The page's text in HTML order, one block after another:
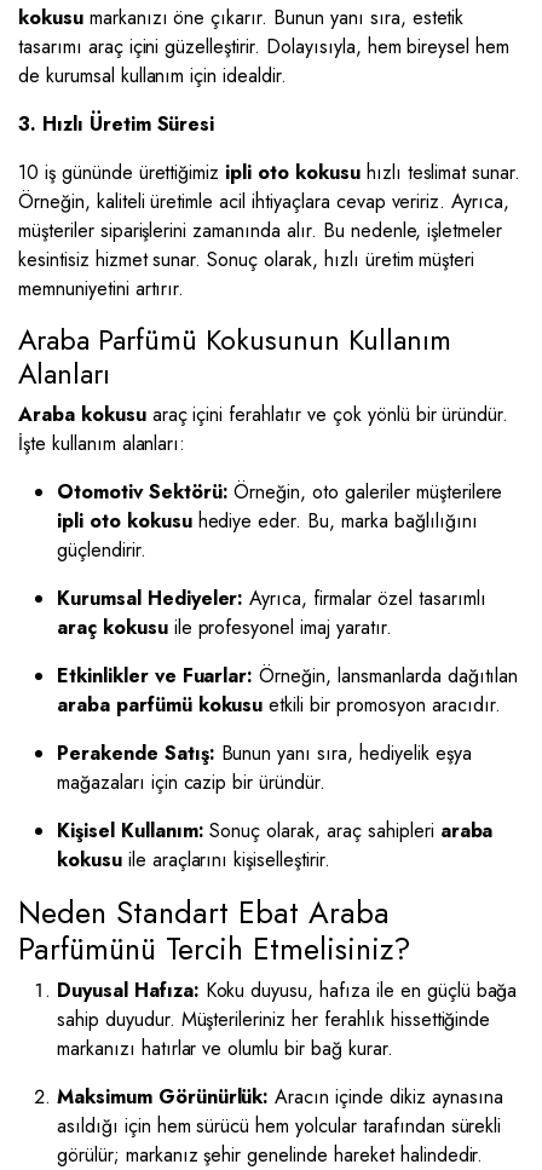
kokusumarkanızı öne çıkarır. Bunun yanı sıra, estetik
tasarımı araç içini güzelleştirir. Dolayısıyla, hem bireysel hem
de kurumsal kullanım için idealdir.
3. Hızlı Üretim Süresi
10 iş gününde ürettiğimiz ipli oto kokusuhızlı teslimat sunar.
Örneğin, kaliteli üretimle acil ihtiyaçlara cevap veririz. Ayrıca,
müşteriler siparişlerini zamanında alır. Bu nedenle, işletmeler
kesintisiz hizmet sunar. Sonuç olarak, hızlı üretim müşteri
memnuniyetini artırır.
Araba Parfümü Kokusunun Kullanım
Alanları
Araba kokusuaraç içini ferahlatır ve çok yönlü bir üründür.
İşte kullanım alanları:
Otomotiv Sektörü: Örneğin, oto galeriler müşterilere
ipli oto kokusuhediye eder. Bu, marka bağlılığını
güçlendirir.
Kurumsal Hediyeler: Ayrıca, firmalar özel tasarımlı
araç kokusuile profesyonel imaj yaratır.
Etkinlikler ve Fuarlar: Örneğin, lansmanlarda dağıtılan
araba parfümü kokusu etkili bir promosyon aracıdır.
Perakende Satış: Bunun yanı sıra, hediyelik eşya
mağazaları için cazip bir üründür.
Kişisel Kullanım: Sonuç olarak, araç sahipleri araba
kokusuile araçlarını kişiselleştirir.
Neden Standart Ebat Araba
Parfümünü Tercih Etmelisiniz?
Duyusal Hafıza: Koku duyusu, hafıza ile en güçlü bağa
sahip duyudur. Müşterileriniz her ferahlık hissettiğinde
markanızı hatırlar ve olumlu bir bağ kurar.
Maksimum Görünürlük: Aracın içinde dikiz aynasına
asıldığı için hem sürücü hem yolcular tarafından sürekli
görülür; markanız şehir genelinde hareket halindedir.